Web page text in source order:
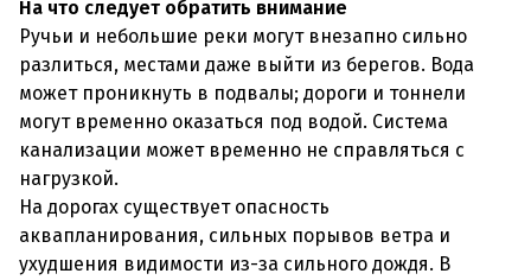
На что следует обратить внимание
Ручьи и небольшие реки могут внезапно сильно
разлиться, местами даже выйти из берегов. Вода
может проникнуть в подвалы; дороги и тоннели
могут временно оказаться под водой. Система
канализации может временно не справляться с
нагрузкой.
На дорогах существует опасность
аквапланирования, сильных порывов ветра и
ухудшения видимости из-за сильного дождя. В